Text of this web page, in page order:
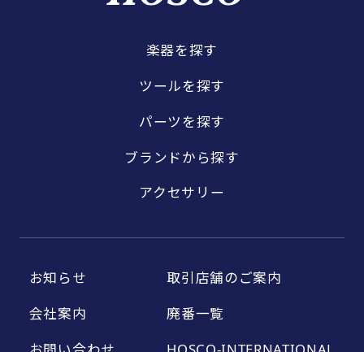
楽器を探す
ツールを探す
パーツを探す
ブランドから探す
アクセサリー
お知らせ
会社案内
取引店舗のご案内
廃番一覧